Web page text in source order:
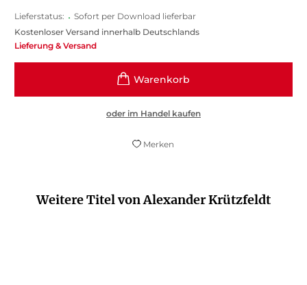
Lieferstatus: • Sofort per Download lieferbar
Kostenloser Versand innerhalb Deutschlands
Lieferung & Versand
oder im Handel kaufen
Merken
Weitere Titel von Alexander Krützfeldt